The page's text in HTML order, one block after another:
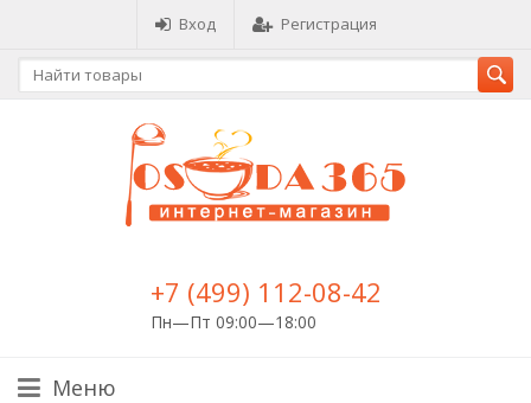
Вход Регистрация
+7 (499) 112-08-42
Пн—Пт 09:00—18:00
Меню